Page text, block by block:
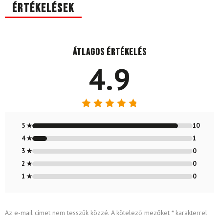
Értékelések
Átlagos értékelés
4.9
4.91/ 5
5 ★
10
4 ★
1
3 ★
0
2 ★
0
1 ★
0
Az e-mail címet nem tesszük közzé. A kötelező mezőket *karakterrel